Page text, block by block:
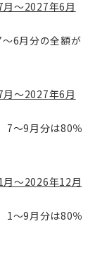
～2027年6月
6月分の全額が
～2027年6月
～9月分は80％
～2026年12月
～9月分は80％